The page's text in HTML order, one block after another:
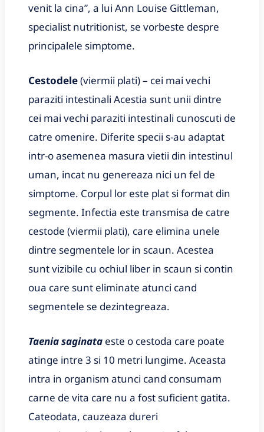
venit la cina”, a lui Ann Louise Gittleman,
specialist nutritionist, se vorbeste despre
principalele simptome.
Cestodele(viermii plati) – cei mai vechi
paraziti intestinali Acestia sunt unii dintre
cei mai vechi paraziti intestinali cunoscuti de
catre omenire. Diferite specii s-au adaptat
intr-o asemenea masura vietii din intestinul
uman, incat nu genereaza nici un fel de
simptome. Corpul lor este plat si format din
segmente. Infectia este transmisa de catre
cestode (viermii plati), care elimina unele
dintre segmentele lor in scaun. Acestea
sunt vizibile cu ochiul liber in scaun si contin
oua care sunt eliminate atunci cand
segmentele se dezintegreaza.
Taenia saginata este o cestoda care poate
atinge intre 3 si 10 metri lungime. Aceasta
intra in organism atunci cand consumam
carne de vita care nu a fost suficient gatita.
Cateodata, cauzeaza dureri